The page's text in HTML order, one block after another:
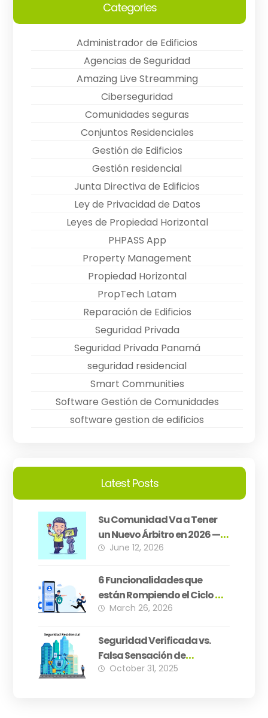
Categories
Administrador de Edificios
Agencias de Seguridad
Amazing Live Streamming
Ciberseguridad
Comunidades seguras
Conjuntos Residenciales
Gestión de Edificios
Gestión residencial
Junta Directiva de Edificios
Ley de Privacidad de Datos
Leyes de Propiedad Horizontal
PHPASS App
Property Management
Propiedad Horizontal
PropTech Latam
Reparación de Edificios
Seguridad Privada
Seguridad Privada Panamá
seguridad residencial
Smart Communities
Software Gestión de Comunidades
software gestion de edificios
Latest Posts
Su Comunidad Va a Tener
un Nuevo Árbitro en 2026 —
¿Está Su PH Preparado?
June 12, 2026
6 Funcionalidades que
están Rompiendo el Ciclo de
Inseguridad Residencial
March 26, 2026
Seguridad Verificada vs.
Falsa Sensación de
Seguridad
October 31, 2025